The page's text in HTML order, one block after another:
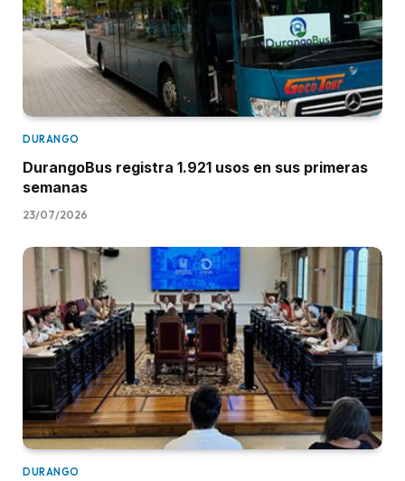
DURANGO
DurangoBus registra 1.921 usos en sus primeras
semanas
23/07/2026
DURANGO